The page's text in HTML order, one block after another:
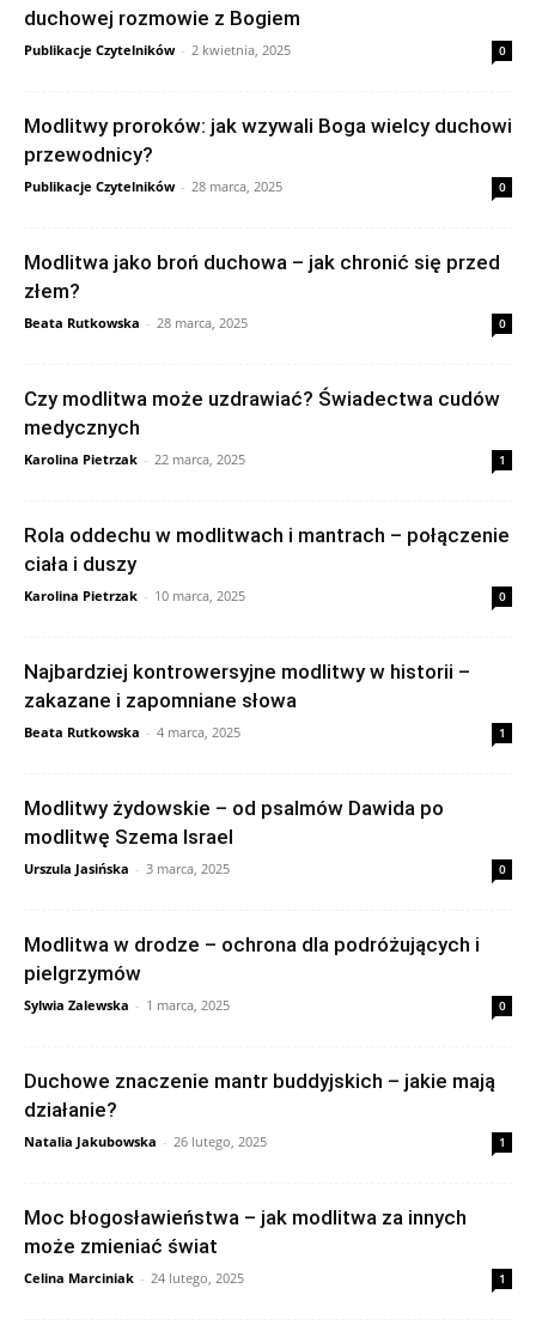
duchowej rozmowie z Bogiem
Publikacje Czytelników - 2 kwietnia, 2025 0
Modlitwy proroków: jak wzywali Boga wielcy duchowi
przewodnicy?
Publikacje Czytelników - 28 marca, 2025 0
Modlitwa jako broń duchowa – jak chronić się przed
złem?
Beata Rutkowska - 28 marca, 2025 0
Czy modlitwa może uzdrawiać? Świadectwa cudów
medycznych
Karolina Pietrzak - 22 marca, 2025 1
Rola oddechu w modlitwach i mantrach – połączenie
ciała i duszy
Karolina Pietrzak - 10 marca, 2025 0
Najbardziej kontrowersyjne modlitwy w historii –
zakazane i zapomniane słowa
Beata Rutkowska - 4 marca, 2025 1
Modlitwy żydowskie – od psalmów Dawida po
modlitwę Szema Israel
Urszula Jasińska - 3 marca, 2025 0
Modlitwa w drodze – ochrona dla podróżujących i
pielgrzymów
Sylwia Zalewska - 1 marca, 2025 0
Duchowe znaczenie mantr buddyjskich – jakie mają
działanie?
Natalia Jakubowska - 26 lutego, 2025 1
Moc błogosławieństwa – jak modlitwa za innych
może zmieniać świat
Celina Marciniak - 24 lutego, 2025 1